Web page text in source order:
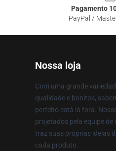
Pagamento
PayPal /
Nossa loja
Com uma grande
qualidade e bonitos,
perfeito está lá fora.
projetados pela equipe de
traz suas próprias ideias
cada produto.